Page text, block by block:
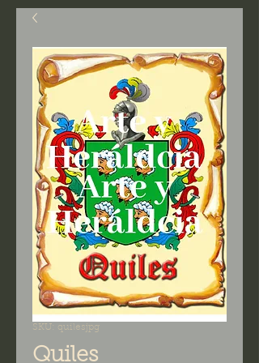
SKU: quilesjpg
Quiles